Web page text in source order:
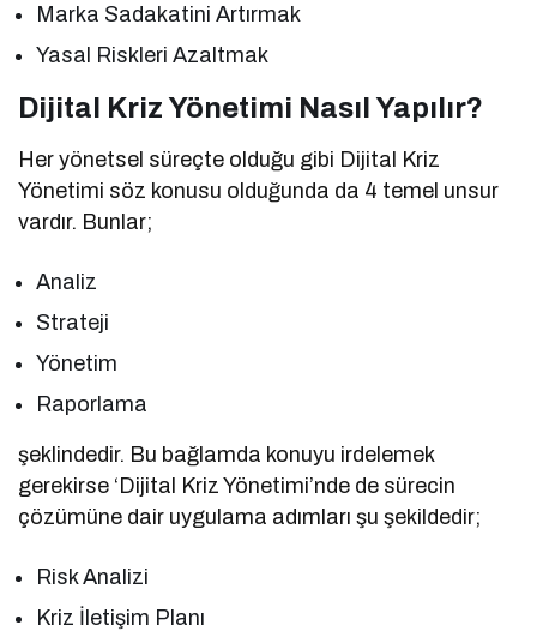
Marka Sadakatini Artırmak
Yasal Riskleri Azaltmak
Dijital Kriz Yönetimi Nasıl Yapılır?
Her yönetsel süreçte olduğu gibi Dijital Kriz
Yönetimi söz konusu olduğunda da 4 temel unsur
vardır. Bunlar;
Analiz
Strateji
Yönetim
Raporlama
şeklindedir. Bu bağlamda konuyu irdelemek
gerekirse ‘Dijital Kriz Yönetimi’nde de sürecin
çözümüne dair uygulama adımları şu şekildedir;
Risk Analizi
Kriz İletişim Planı